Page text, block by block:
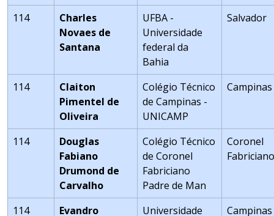
114
Charles
Novaes de
Santana
UFBA -
Universidade
federal da
Bahia
Salvador
114
Claiton
Pimentel de
Oliveira
Colégio Técnico
de Campinas -
UNICAMP
Campinas
114
Douglas
Fabiano
Drumond de
Carvalho
Colégio Técnico
de Coronel
Fabriciano
Padre de Man
Coronel
Fabriciano
114
Evandro
Universidade
Campinas